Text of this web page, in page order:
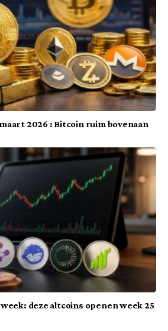
2026 : Bitcoin ruim bovenaan
deze altcoins openen week 25